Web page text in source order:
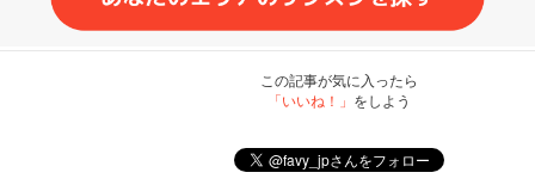
この記事が気に入ったら
「いいね！」 をしよう